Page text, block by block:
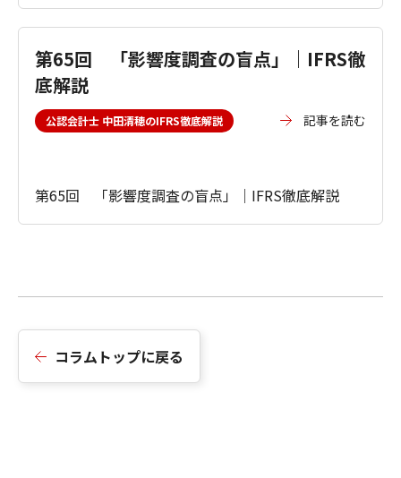
第65回 「影響度調査の盲点」｜IFRS徹
底解説
公認会計士 中田清穂のIFRS徹底解説 記事を読む
第65回 「影響度調査の盲点」｜IFRS徹底解説
コラムトップに戻る